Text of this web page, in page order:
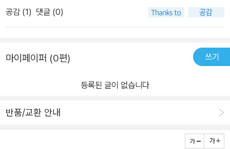
공감 (1) 댓글 (0)
마이페이퍼 (0편) 쓰기
등록된 글이 없습니다
반품/교환 안내